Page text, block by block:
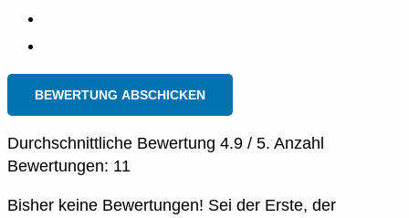
BEWERTUNG ABSCHICKEN
Durchschnittliche Bewertung 4.9 / 5. Anzahl
Bewertungen: 11
Bisher keine Bewertungen! Sei der Erste, der